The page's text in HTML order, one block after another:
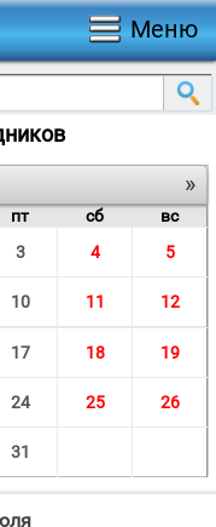
Меню
»
пт сб
вс
3 4 5
10 11 12
17 18 19
24 25 26
31